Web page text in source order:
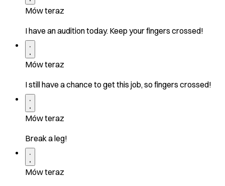
Mów teraz
I have an audition today. Keep your fingers crossed!
Mów teraz
I still have a chance to get this job, so fingers crossed!
Mów teraz
Break a leg!
Mów teraz